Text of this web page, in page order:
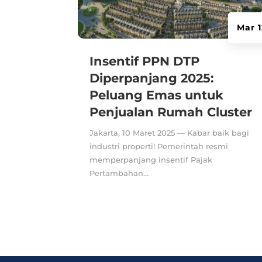
Insentif PPN DTP
Diperpanjang 2025:
Peluang Emas untuk
Penjualan Rumah Cluster
Mar
Jakarta, 10 Maret 2025 — Kabar baik bagi
industri properti! Pemerintah resmi
memperpanjang insentif Pajak
Pertambahan...